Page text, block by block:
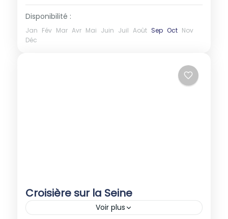
Disponibilité :
Jan Fév Mar Avr Mai Juin Juil Août Sep Oct Nov
Déc
Croisière sur la Seine
Voir plus